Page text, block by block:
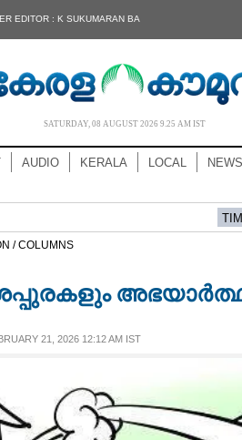
EDITOR : K SUKUMARAN BA
SATURDAY, 08 AUGUST 2026 9.25 AM IST
AUDIO KERALA LOCAL
/COLUMNS
21, 2026 12:12 AM IST